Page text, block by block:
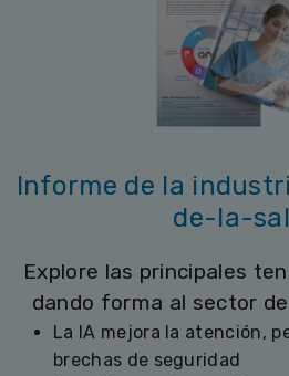
Informe de la
de-la-
Explore las principales
dando forma al sector
La IA mejora la atención,
brechas de seguridad